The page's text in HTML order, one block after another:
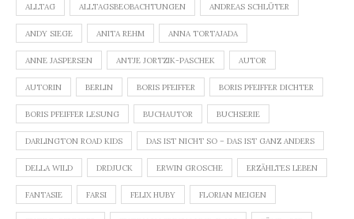
ALLTAG ALLTAGSBEOBACHTUNGEN ANDREAS SCHLÜTER
ANDY SIEGE ANITA REHM ANNA TORTAJADA
ANNE JASPERSEN ANTJE JORTZIK-PASCHEK AUTOR
AUTORIN BERLIN BORIS PFEIFFER BORIS PFEIFFER DICHTER
BORIS PFEIFFER LESUNG BUCHAUTOR BUCHSERIE
DARLINGTON ROAD KIDS DAS IST NICHT SO – DAS IST GANZ ANDERS
DELLA WILD DRDJUCK ERWIN GROSCHE ERZÄHLTES LEBEN
FANTASIE FARSI FELIX HUBY FLORIAN MEIGEN